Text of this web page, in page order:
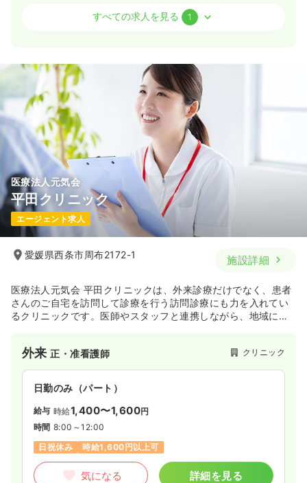
給与 21.0〜28.5 賞与4.3ヶ月
※一例
時間 8:30～17:00
（休憩60分）
日祝休み
担当業務未経験可
月給28万円以上可
気になる 詳細を見る
すべての求人を見る 1
医療法人元気会
平田クリニック
エージェント求人
愛媛県西条市周布2172-1 施設詳細
医療法人元気会 平田クリニックは、外来診療だけでなく、患者
さんのご自宅を訪問して診療を行う訪問診療にも力を入れてい
るクリニックです。医師やスタッフと連携しながら、地域に密
外来正・准看護師 クリニック
日勤のみ（パート）
給与 時給1,400〜1,600円
時間 8:00～12:00
日祝休み
時給1,600円以上可
気になる 詳細を見る